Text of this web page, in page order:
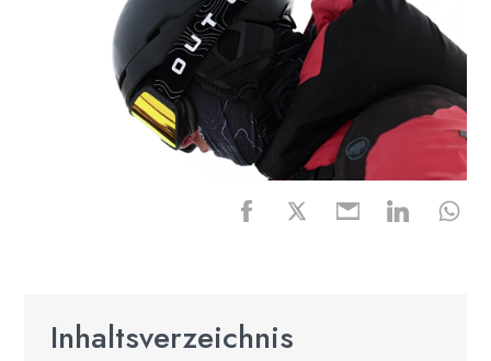
Inhaltsverzeichnis